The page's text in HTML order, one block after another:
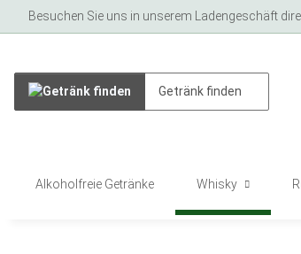
Besuchen Sie uns in unserem Ladengeschäft
Alkoholfreie Getränke Whisky